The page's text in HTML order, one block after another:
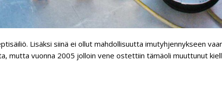
Lisäksi siinä ei ollut mahdollisuutta imutyhjennykseen
mutta vuonna 2005 jolloin vene ostettiin tämäoli muuttunut